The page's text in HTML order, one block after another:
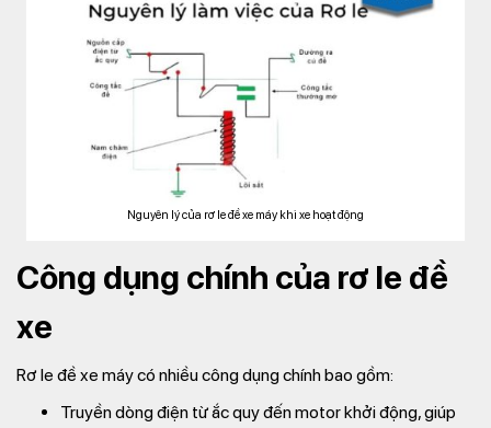
Nguyên lý của rơ le đề xe máy khi xe hoạt động
Công dụng chính của rơ le đề
xe
Rơ le đề xe máy có nhiều công dụng chính bao gồm:
Truyền dòng điện từ ắc quy đến motor khởi động, giúp